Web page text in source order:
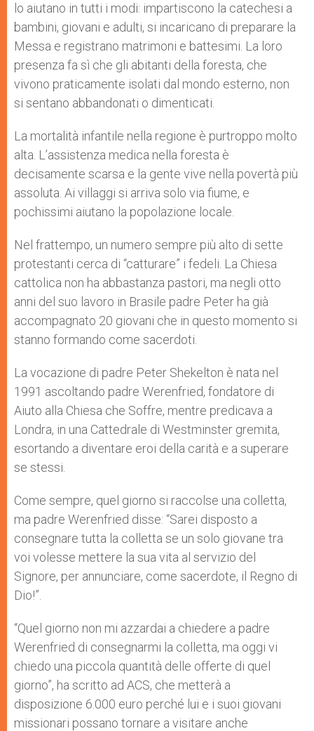
lo aiutano in tutti i modi: impartiscono la catechesi a
bambini, giovani e adulti, si incaricano di preparare la
Messa e registrano matrimoni e battesimi. La loro
presenza fa sì che gli abitanti della foresta, che
vivono praticamente isolati dal mondo esterno, non
si sentano abbandonati o dimenticati.
La mortalità infantile nella regione è purtroppo molto
alta. L’assistenza medica nella foresta è
decisamente scarsa e la gente vive nella povertà più
assoluta. Ai villaggi si arriva solo via fiume, e
pochissimi aiutano la popolazione locale.
Nel frattempo, un numero sempre più alto di sette
protestanti cerca di “catturare” i fedeli. La Chiesa
cattolica non ha abbastanza pastori, ma negli otto
anni del suo lavoro in Brasile padre Peter ha già
accompagnato 20 giovani che in questo momento si
stanno formando come sacerdoti.
La vocazione di padre Peter Shekelton è nata nel
1991 ascoltando padre Werenfried, fondatore di
Aiuto alla Chiesa che Soffre, mentre predicava a
Londra, in una Cattedrale di Westminster gremita,
esortando a diventare eroi della carità e a superare
se stessi.
Come sempre, quel giorno si raccolse una colletta,
ma padre Werenfried disse: “Sarei disposto a
consegnare tutta la colletta se un solo giovane tra
voi volesse mettere la sua vita al servizio del
Signore, per annunciare, come sacerdote, il Regno di
Dio!”.
“Quel giorno non mi azzardai a chiedere a padre
Werenfried di consegnarmi la colletta, ma oggi vi
chiedo una piccola quantità delle offerte di quel
giorno”, ha scritto ad ACS, che metterà a
disposizione 6.000 euro perché lui e i suoi giovani
missionari possano tornare a visitare anche